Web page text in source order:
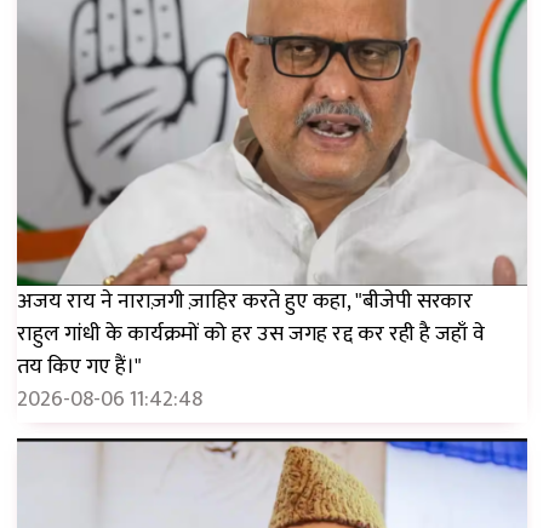
अजय राय ने नाराज़गी ज़ाहिर करते हुए कहा, "बीजेपी सरकार
राहुल गांधी के कार्यक्रमों को हर उस जगह रद्द कर रही है जहाँ वे
तय किए गए हैं।"
2026-08-06 11:42:48